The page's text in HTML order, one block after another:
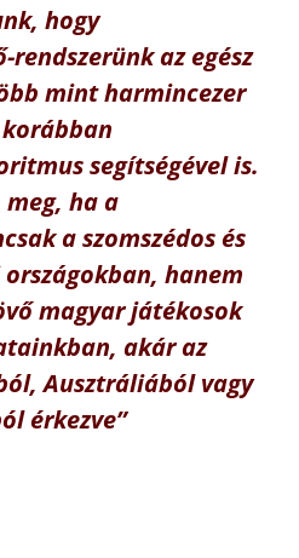
hogy
az egész
mint harmincezer
segítségével is.
ha a
a szomszédos és
hanem
magyar játékosok
akár az
Ausztráliából vagy
érkezve”